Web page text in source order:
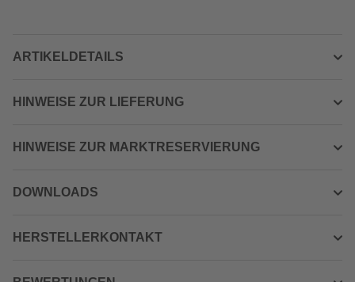
ARTIKELDETAILS
HINWEISE ZUR LIEFERUNG
HINWEISE ZUR MARKTRESERVIERUNG
DOWNLOADS
HERSTELLERKONTAKT